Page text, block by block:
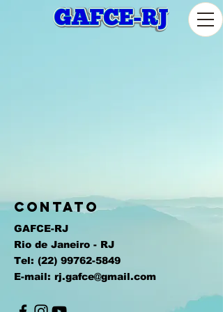
CONTATO
GAFCE-RJ
Rio de Janeiro - RJ
Tel: (22) 99762-5849
E-mail: rj.gafce@gmail.com